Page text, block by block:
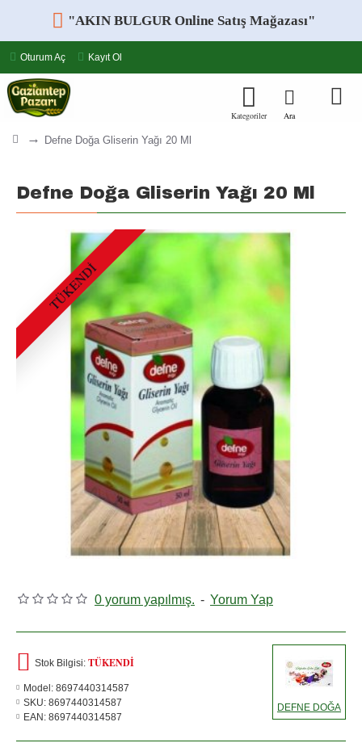
"AKIN BULGUR Online Satış Mağazası"
Oturum Aç Kayıt Ol
Defne Doğa Gliserin Yağı 20 Ml
Defne Doğa Gliserin Yağı 20 Ml
TÜKENDI
0 yorum yapılmış. - Yorum Yap
Stok Bilgisi: TÜKENDI
Model: 8697440314587
SKU: 8697440314587
EAN: 8697440314587
DEFNE DOĞA